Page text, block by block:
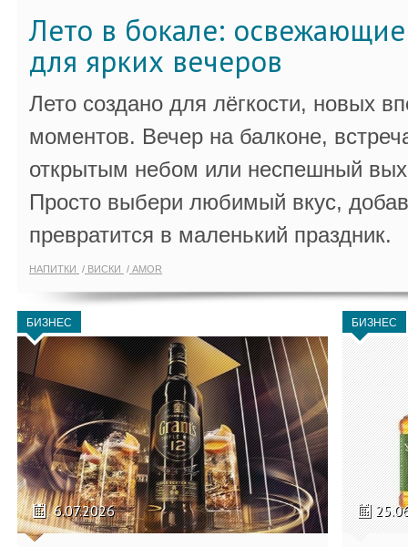
Лето в бокале:
для ярких вечеров
Лето создано для лёгкости, новых
моментов. Вечер на балконе,
открытым небом или неспешный
Просто выбери любимый вкус,
превратится в маленький праздник.
НАПИТКИ ВИСКИ AMOR
БИЗНЕС
6.07.2026
БИЗНЕС